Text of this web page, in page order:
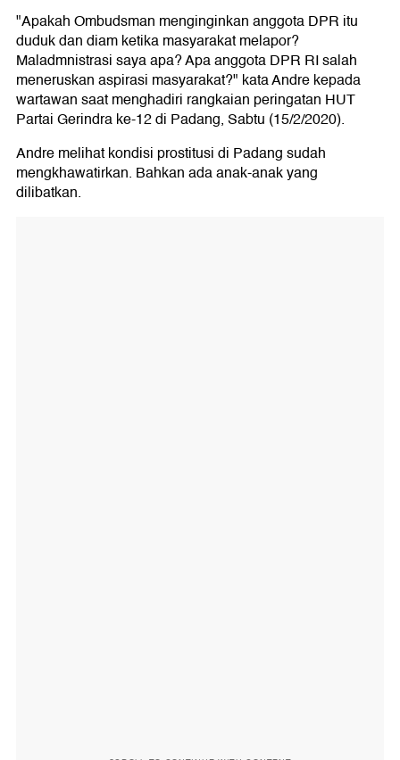
"Apakah Ombudsman menginginkan anggota DPR itu
duduk dan diam ketika masyarakat melapor?
Maladmnistrasi saya apa? Apa anggota DPR RI salah
meneruskan aspirasi masyarakat?" kata Andre kepada
wartawan saat menghadiri rangkaian peringatan HUT
Partai Gerindra ke-12 di Padang, Sabtu (15/2/2020).
Andre melihat kondisi prostitusi di Padang sudah
mengkhawatirkan. Bahkan ada anak-anak yang
dilibatkan.